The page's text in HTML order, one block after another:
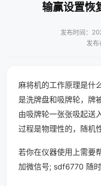
输赢设置恢
发布时间：
发布
麻将机的工作原理是什
是洗牌盘和吸牌轮，牌
由吸牌轮一张张吸起送
过程是物理性的，随机
若你在仪器使用上需要
加微信号; sdf6770 随时